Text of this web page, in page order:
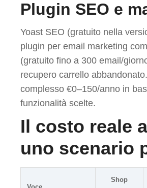
Plugin SEO e
Yoast SEO (gratuito nella
plugin per email marketing
(gratuito fino a 300 email/
recupero carrello
complesso €0–150/anno in
funzionalità scelte.
Il costo reale
uno scenario
Shop